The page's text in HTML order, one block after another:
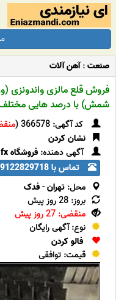
صنعت:آهن آلات
فروش قلع مالزی
شمش) با درصد هایی
کد آگهی: 366578 (
نشان کردن
آگهی دهنده: فروشگاه fx
تماس با 09122829718
محل: تهران-فدک
بروز: 28 روز پیش
منقضی: 27 روز پیش
نوع: آگهی رایگان
فالو کردن
قیمت: توافقی